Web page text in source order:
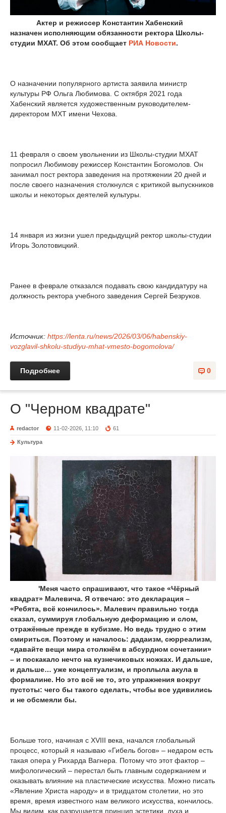
Актер и режиссер Константин Хабенский
назначен исполняющим обязанности ректора Школы-
студии МХАТ. Об этом сообщает РИА Новости.
О назначении популярного артиста заявила министр
культуры РФ Ольга Любимова. С октября 2021 года
Хабенский является художественным руководителем-
директором МХТ имени Чехова.
11 февраля о своем увольнении из Школы-студии МХАТ
попросил Любимову режиссер Константин Богомолов. Он
занимал пост ректора заведения на протяжении 20 дней и
после своего назначения столкнулся с критикой выпускников
школы и некоторых деятелей культуры.
14 января из жизни ушел предыдущий ректор школы-студии
Игорь Золотовицкий.
Ранее в феврале отказался подавать свою кандидатуру на
должность ректора учебного заведения Сергей Безруков.
Источник: https://lenta.ru/news/2026/03/06/habenskiy-
vozglavil-shkolu-studiyu-mhat-vmesto-bogomolova/
0
Подробнее
О "Черном квадрате"
redactor 11-02-2026, 11:10 61
Культура
'Меня часто спрашивают, что такое «Чёрный
квадрат» Малевича. Я отвечаю: это декларация –
«Ребята, всё кончилось». Малевич правильно тогда
сказал, суммируя глобальную деформацию и слом,
отражённые прежде в кубизме. Но ведь трудно с этим
смириться. Поэтому и началось: дадаизм, сюрреализм,
«давайте вещи мира столкнём в абсурдном сочетании»
– и поскакало нечто на кузнечиковых ножках. И дальше,
и дальше… уже концептуализм, и проплыла акула в
формалине. Но это всё не то, это упражнения вокруг
пустоты: чего бы такого сделать, чтобы все удивились
и не обсмеяли бы.
Больше того, начиная с XVIII века, начался глобальный
процесс, который я называю «Гибель богов» – недаром есть
такая опера у Рихарда Вагнера. Потому что этот фактор –
мифологический – перестал быть главным содержанием и
оказывать влияние на пластические искусства. Можно писать
«Явление Христа народу» и в тридцатом столетии, но это
время, время известного нам великого искусства, кончилось.
Мы видим, как разрушается принцип эстетики, духа и